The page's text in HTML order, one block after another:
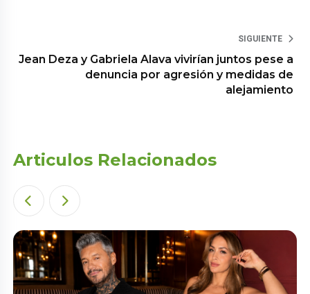
SIGUIENTE
Jean Deza y Gabriela Alava vivirían juntos pese a
denuncia por agresión y medidas de
alejamiento
Articulos Relacionados